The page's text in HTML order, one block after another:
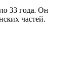
33 года. Он
частей.